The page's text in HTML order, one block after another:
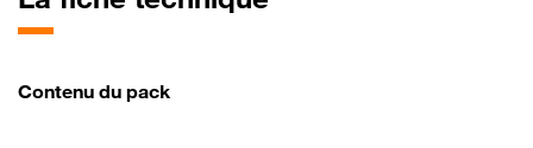
Contenu du pack